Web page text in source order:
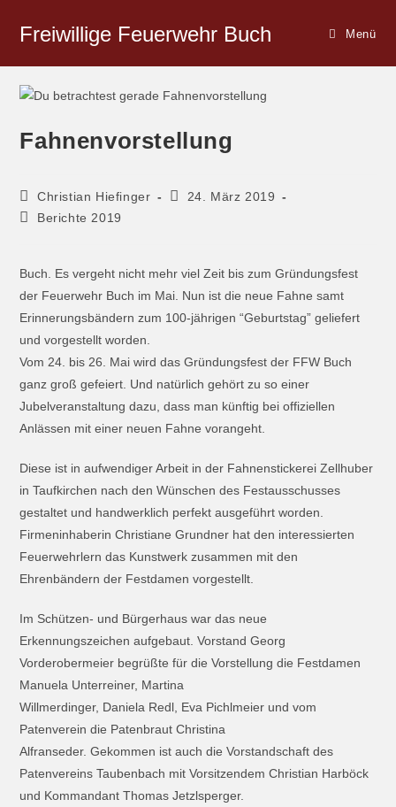
Freiwillige Feuerwehr Buch Menü
Fahnenvorstellung
Christian Hiefinger
24. März 2019
Berichte 2019
Buch. Es vergeht nicht mehr viel Zeit bis zum Gründungsfest
der Feuerwehr Buch im Mai. Nun ist die neue Fahne samt
Erinnerungsbändern zum 100-jährigen “Geburtstag” geliefert
und vorgestellt worden.
Vom 24. bis 26. Mai wird das Gründungsfest der FFW Buch
ganz groß gefeiert. Und natürlich gehört zu so einer
Jubelveranstaltung dazu, dass man künftig bei offiziellen
Anlässen mit einer neuen Fahne vorangeht.
Diese ist in aufwendiger Arbeit in der Fahnenstickerei Zellhuber
in Taufkirchen nach den Wünschen des Festausschusses
gestaltet und handwerklich perfekt ausgeführt worden.
Firmeninhaberin Christiane Grundner hat den interessierten
Feuerwehrlern das Kunstwerk zusammen mit den
Ehrenbändern der Festdamen vorgestellt.
Im Schützen- und Bürgerhaus war das neue
Erkennungszeichen aufgebaut. Vorstand Georg
Vorderobermeier begrüßte für die Vorstellung die Festdamen
Manuela Unterreiner, Martina
Willmerdinger, Daniela Redl, Eva Pichlmeier und vom
Patenverein die Patenbraut Christina
Alfranseder. Gekommen ist auch die Vorstandschaft des
Patenvereins Taubenbach mit Vorsitzendem Christian Harböck
und Kommandant Thomas Jetzlsperger.